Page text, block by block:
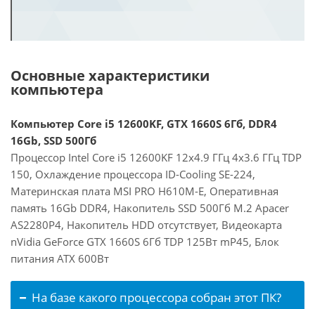
Основные характеристики
компьютера
Компьютер Core i5 12600KF, GTX 1660S 6Гб, DDR4
16Gb, SSD 500Гб
Процессор Intel Core i5 12600KF 12x4.9 ГГц 4x3.6 ГГц TDP
150, Охлаждение процессора ID-Cooling SE-224,
Материнская плата MSI PRO H610M-E, Оперативная
память 16Gb DDR4, Накопитель SSD 500Гб M.2 Apacer
AS2280P4, Накопитель HDD отсутствует, Видеокарта
nVidia GeForce GTX 1660S 6Гб TDP 125Вт mP45, Блок
питания ATX 600Вт
На базе какого процессора собран этот ПК?